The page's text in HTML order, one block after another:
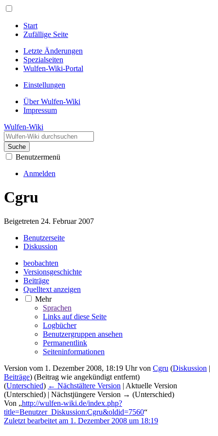
Start
Zufällige Seite
Letzte Änderungen
Spezialseiten
Wulfen-Wiki-Portal
Einstellungen
Über Wulfen-Wiki
Impressum
Wulfen-Wiki
Suche
Benutzermenü
Anmelden
Cgru
Beigetreten 24. Februar 2007
Benutzerseite
Diskussion
beobachten
Versionsgeschichte
Beiträge
Quelltext anzeigen
Mehr
Sprachen
Links auf diese Seite
Logbücher
Benutzergruppen ansehen
Permanentlink
Seiten­­informationen
Version vom 1. Dezember 2008, 18:19 Uhr von Cgru (Diskussion |
Beiträge) (Beitrag wie angekündigt entfernt)
(Unterschied) ← Nächstältere Version | Aktuelle Version
(Unterschied) | Nächstjüngere Version → (Unterschied)
Von „http://wulfen-wiki.de/index.php?
title=Benutzer_Diskussion:Cgru&oldid=7560“
Zuletzt bearbeitet am 1. Dezember 2008 um 18:19